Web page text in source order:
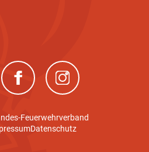
Fenster)(neues Fenster)(neues Fenster)
Feuerwehrverband
Datenschutz